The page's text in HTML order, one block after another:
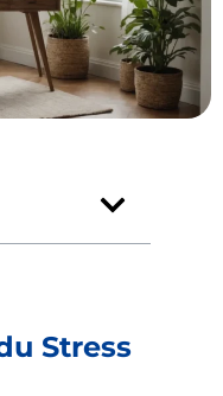
Stress